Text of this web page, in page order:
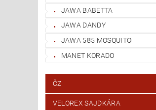
JAWA BABETTA
JAWA DANDY
JAWA 585 MOSQUITO
MANET KORADO
ČZ
VELOREX SAJDKÁRA